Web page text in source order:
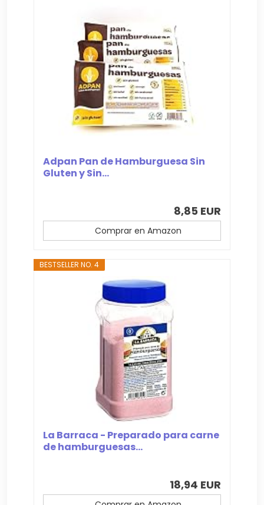
Adpan Pan de Hamburguesa Sin
Gluten y Sin...
8,85 EUR
Comprar en Amazon
BESTSELLER NO. 4
La Barraca - Preparado para carne
de hamburguesas...
18,94 EUR